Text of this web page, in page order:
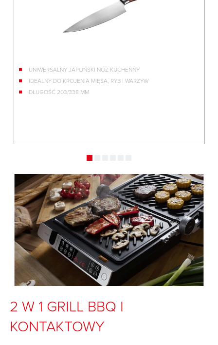
UNIWERSALNY JAPOŃSKI NÓŻ KUCHENNY
IDEALNY DO KROJENIA MIĘSA, RYB I WARZYW
DŁUGOŚĆ 203/338 MM
2 W 1 GRILL BBQ I
KONTAKTOWY